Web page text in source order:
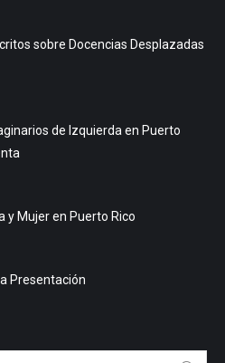
sobre Docencias Desplazadas
de Izquierda en Puerto
y Mujer en Puerto Rico
Presentación